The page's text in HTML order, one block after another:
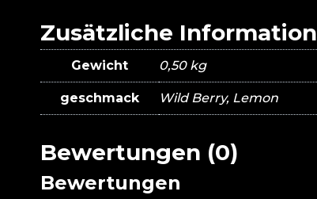
Zusätzliche
Gewicht 0,50 kg
geschmack Wild Berry, Lemon
Bewertungen (0)
Bewertungen